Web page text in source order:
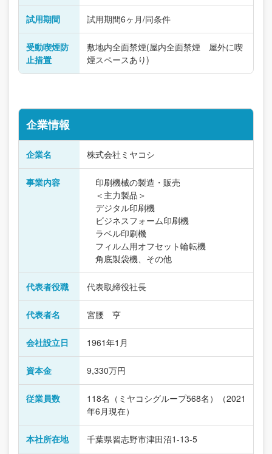
試用期間 試用期間6ヶ月/同条件
受動喫煙防
止措置
敷地内全面禁煙(屋内全面禁煙 屋外に喫
煙スペースあり)
企業情報
企業名 株式会社ミヤコシ
事業内容
印刷機械の製造・販売
＜主力製品＞
デジタル印刷機
ビジネスフォーム印刷機
ラベル印刷機
フィルム用オフセット輪転機
角底製袋機、その他
代表者役職 代表取締役社長
代表者名 宮腰 亨
会社設立日 1961年1月
資本金 9,330万円
従業員数
118名（ミヤコシグループ568名）（2021
年6月現在）
本社所在地 千葉県習志野市津田沼1-13-5